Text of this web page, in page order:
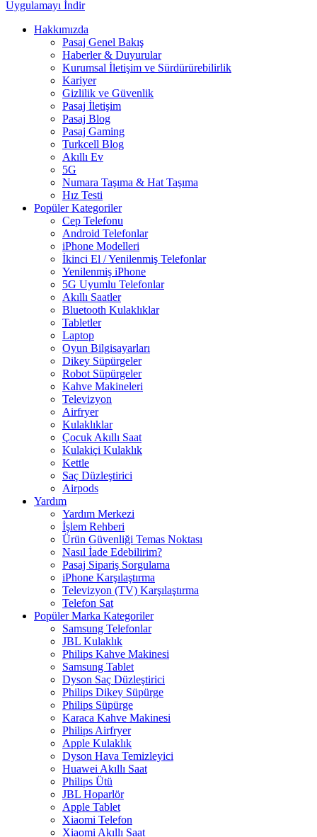
Uygulamayı İndir
Hakkımızda
Pasaj Genel Bakış
Haberler & Duyurular
Kurumsal İletişim ve Sürdürürebilirlik
Kariyer
Gizlilik ve Güvenlik
Pasaj İletişim
Pasaj Blog
Pasaj Gaming
Turkcell Blog
Akıllı Ev
5G
Numara Taşıma & Hat Taşıma
Hız Testi
Popüler Kategoriler
Cep Telefonu
Android Telefonlar
iPhone Modelleri
İkinci El / Yenilenmiş Telefonlar
Yenilenmiş iPhone
5G Uyumlu Telefonlar
Akıllı Saatler
Bluetooth Kulaklıklar
Tabletler
Laptop
Oyun Bilgisayarları
Dikey Süpürgeler
Robot Süpürgeler
Kahve Makineleri
Televizyon
Airfryer
Kulaklıklar
Çocuk Akıllı Saat
Kulakiçi Kulaklık
Kettle
Saç Düzleştirici
Airpods
Yardım
Yardım Merkezi
İşlem Rehberi
Ürün Güvenliği Temas Noktası
Nasıl İade Edebilirim?
Pasaj Sipariş Sorgulama
iPhone Karşılaştırma
Televizyon (TV) Karşılaştırma
Telefon Sat
Popüler Marka Kategoriler
Samsung Telefonlar
JBL Kulaklık
Philips Kahve Makinesi
Samsung Tablet
Dyson Saç Düzleştirici
Philips Dikey Süpürge
Philips Süpürge
Karaca Kahve Makinesi
Philips Airfryer
Apple Kulaklık
Dyson Hava Temizleyici
Huawei Akıllı Saat
Philips Ütü
JBL Hoparlör
Apple Tablet
Xiaomi Telefon
Xiaomi Akıllı Saat